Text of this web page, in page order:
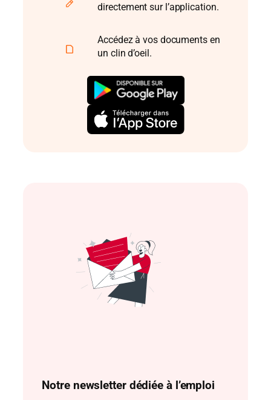
directement sur l’application.
Accédez à vos documents en
un clin d’oeil.
Notre newsletter dédiée à l’emploi